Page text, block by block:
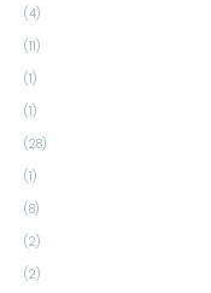
(4)
(11)
(1)
(1)
(28)
(1)
(8)
(2)
(2)